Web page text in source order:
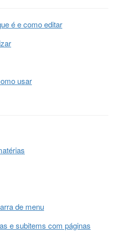
é e como editar
usar
de menu
e subitems com páginas